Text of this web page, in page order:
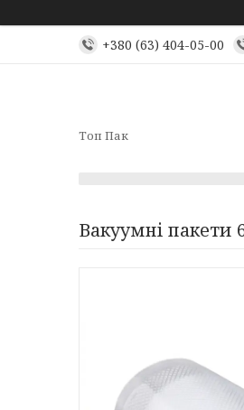
+380 (63) 404-05-00
Топ Пак
Вакуумні пакети